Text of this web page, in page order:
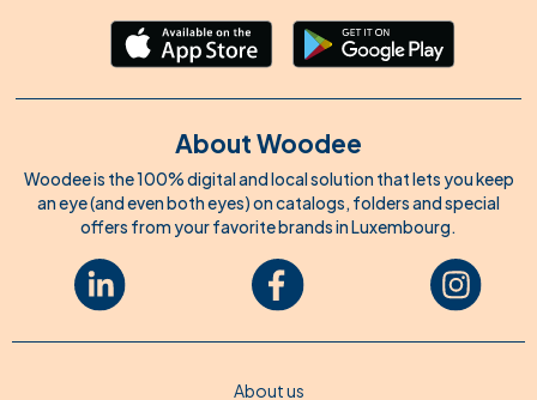
About Woodee
Woodee is the 100% digital and local solution that lets you keep
an eye (and even both eyes) on catalogs, folders and special
offers from your favorite brands in Luxembourg.
About us